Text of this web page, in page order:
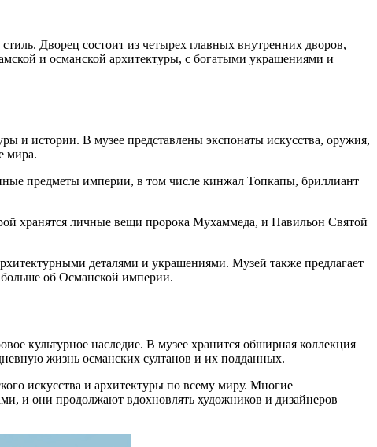
Дворец состоит из четырех главных внутренних дворов,
и османской архитектуры, с богатыми украшениями и
и истории. В музее представлены экспонаты искусства, оружия,
мира.
предметы империи, в том числе кинжал Топкапы, бриллиант
хранятся личные вещи пророка Мухаммеда, и Павильон Святой
деталями и украшениями. Музей также предлагает
больше об Османской империи.
культурное наследие. В музее хранится обширная коллекция
жизнь османских султанов и их подданных.
искусства и архитектуры по всему миру. Многие
и они продолжают вдохновлять художников и дизайнеров